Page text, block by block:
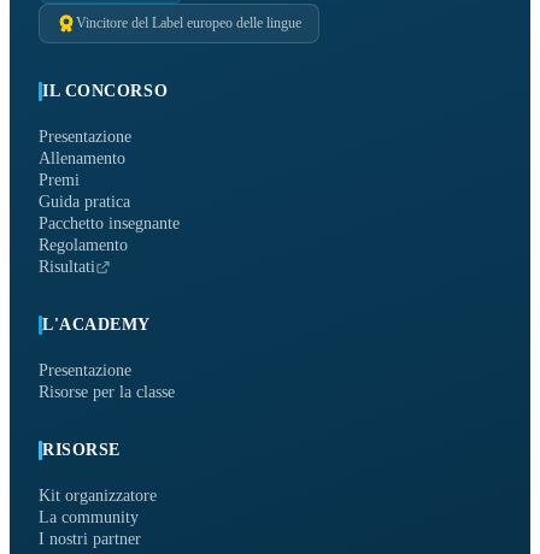
Vincitore del Label europeo delle lingue
IL CONCORSO
Presentazione
Allenamento
Premi
Guida pratica
Pacchetto insegnante
Regolamento
Risultati
L'ACADEMY
Presentazione
Risorse per la classe
RISORSE
Kit organizzatore
La community
I nostri partner